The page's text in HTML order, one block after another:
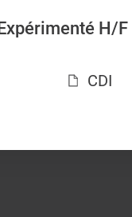
H/F
CDI